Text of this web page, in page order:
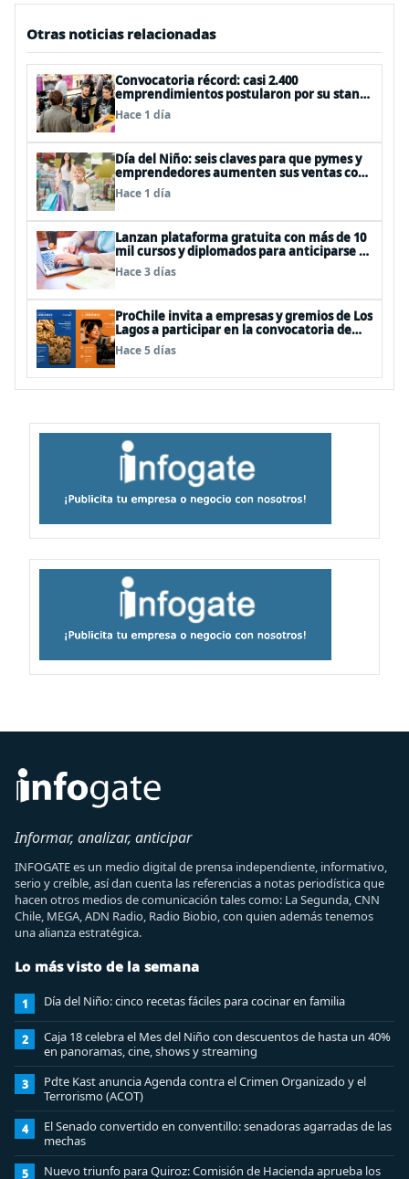
Otras noticias relacionadas
Convocatoria récord: casi 2.400
emprendimientos postularon por su stand
gratuito en el EtMday 2026
Hace 1 día
Día del Niño: seis claves para que pymes y
emprendedores aumenten sus ventas con
publicidad eficiente
Hace 1 día
Lanzan plataforma gratuita con más de 10
mil cursos y diplomados para anticiparse al
futuro del trabajo
Hace 3 días
ProChile invita a empresas y gremios de Los
Lagos a participar en la convocatoria de
Concursos 2027
Hace 5 días
Informar, analizar, anticipar
INFOGATE es un medio digital de prensa independiente, informativo,
serio y creíble, así dan cuenta las referencias a notas periodística que
hacen otros medios de comunicación tales como: La Segunda, CNN
Chile, MEGA, ADN Radio, Radio Biobio, con quien además tenemos
una alianza estratégica.
Lo más visto de la semana
1 Día del Niño: cinco recetas fáciles para cocinar en familia
2
Caja 18 celebra el Mes del Niño con descuentos de hasta un 40%
en panoramas, cine, shows y streaming
3
Pdte Kast anuncia Agenda contra el Crimen Organizado y el
Terrorismo (ACOT)
4
El Senado convertido en conventillo: senadoras agarradas de las
mechas
5
Nuevo triunfo para Quiroz: Comisión de Hacienda aprueba los